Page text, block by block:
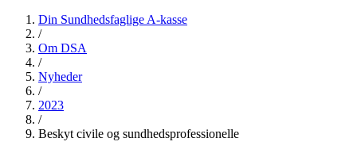
Din Sundhedsfaglige A-kasse
/
Om DSA
/
Nyheder
/
2023
/
Beskyt civile og sundhedsprofessionelle